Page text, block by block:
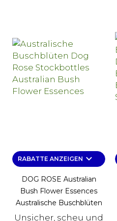
RABATTE ANZEIGEN keyboard_arrow_down
DOG ROSE Australian
Bush Flower Essences
Australische Buschblüten
Unsicher, scheu und